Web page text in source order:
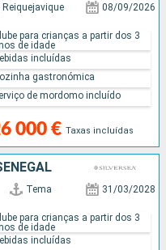
Reiquejavique 08/09/2026
000 € Taxas incluídas
para crianças a partir dos 3
de idade
incluídas
gastronómica
de mordomo incluído
Tema 31/03/2028
para crianças a partir dos 3
de idade
incluídas